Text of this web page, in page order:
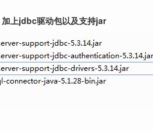
加上jdbc驱动包以及支持jar